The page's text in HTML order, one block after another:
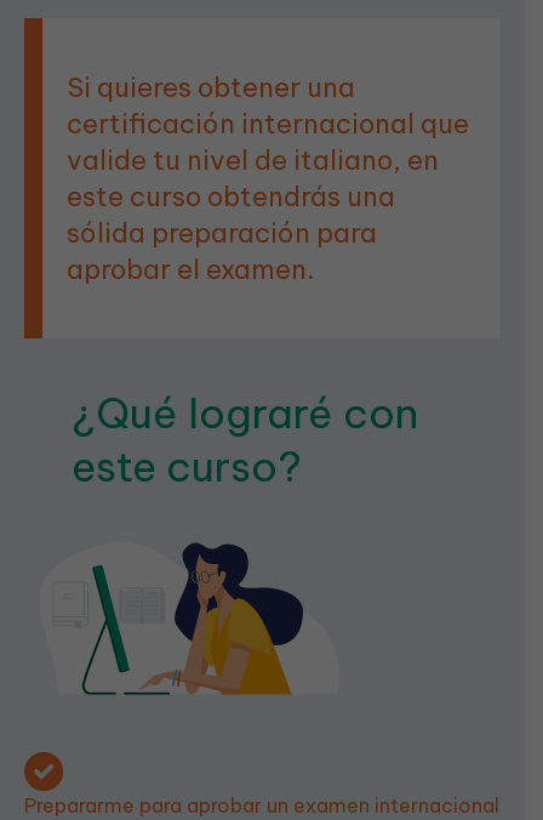
Si quieres obtener una
certificación internacional que
valide tu nivel de italiano, en
este curso obtendrás una
sólida preparación para
aprobar el examen.
¿Qué lograré con
este curso?
Prepararme para aprobar un examen internacional